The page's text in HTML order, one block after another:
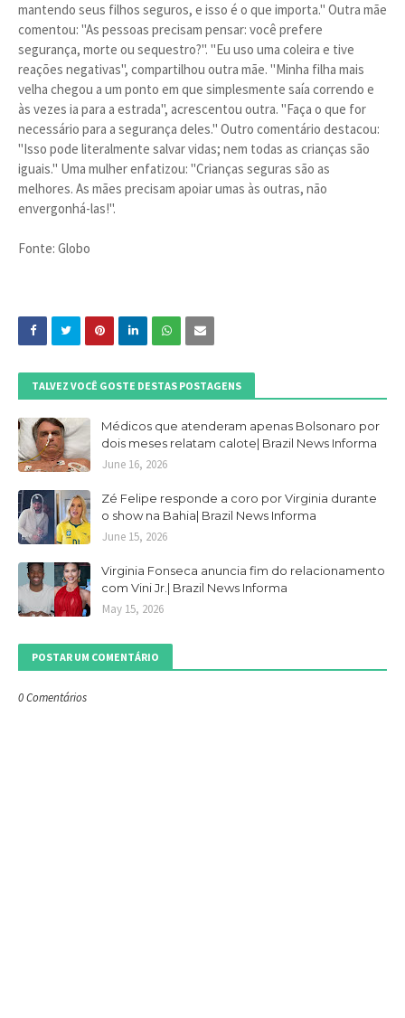
mantendo seus filhos seguros, e isso é o que importa." Outra mãe
comentou: "As pessoas precisam pensar: você prefere
segurança, morte ou sequestro?". "Eu uso uma coleira e tive
reações negativas", compartilhou outra mãe. "Minha filha mais
velha chegou a um ponto em que simplesmente saía correndo e
às vezes ia para a estrada", acrescentou outra. "Faça o que for
necessário para a segurança deles." Outro comentário destacou:
"Isso pode literalmente salvar vidas; nem todas as crianças são
iguais." Uma mulher enfatizou: "Crianças seguras são as
melhores. As mães precisam apoiar umas às outras, não
envergonhá-las!".
Fonte: Globo
TALVEZ VOCÊ GOSTE DESTAS POSTAGENS
Médicos que atenderam apenas Bolsonaro por
dois meses relatam calote| Brazil News Informa
June 16, 2026
Zé Felipe responde a coro por Virginia durante
o show na Bahia| Brazil News Informa
June 15, 2026
Virginia Fonseca anuncia fim do relacionamento
com Vini Jr.| Brazil News Informa
May 15, 2026
POSTAR UM COMENTÁRIO
0 Comentários